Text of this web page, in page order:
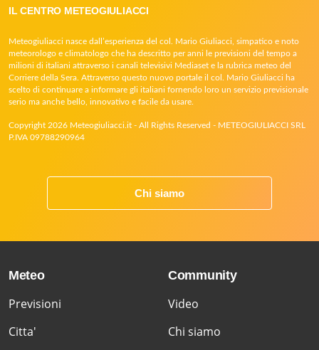
IL CENTRO METEOGIULIACCI
Meteogiuliacci nasce dall’esperienza del col. Mario Giuliacci, simpatico e noto
meteorologo e climatologo che ha descritto per anni le previsioni del tempo a
milioni di italiani attraverso i canali televisivi Mediaset e la rubrica meteo del
Corriere della Sera. Attraverso questo nuovo portale il col. Mario Giuliacci ha
scelto di continuare a informare gli italiani fornendo loro un servizio previsionale
serio ma anche bello, innovativo e facile da usare.
Copyright 2026 Meteogiuliacci.it - All Rights Reserved - METEOGIULIACCI SRL
P.IVA 09788290964
Chi siamo
Meteo
Previsioni
Citta'
Community
Video
Chi siamo